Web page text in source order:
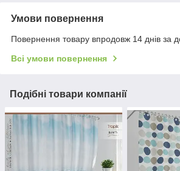
Умови повернення
Повернення товару впродовж 14 днів за
Всі умови повернення
Подібні товари компанії